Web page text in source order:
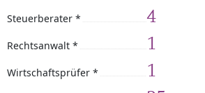
Steuerberater * 4
Rechtsanwalt * 1
Wirtschaftsprüfer * 1